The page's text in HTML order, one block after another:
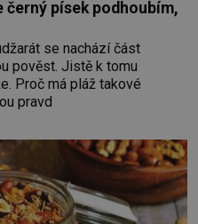
černý písek podhoubím,
se nachází část
pověst. Jistě k tomu
Proč má pláž takové
jsou pravd